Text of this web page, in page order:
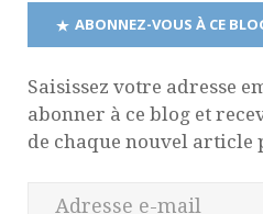
ABONNEZ-VOUS À CE
Saisissez votre adresse
abonner à ce blog et
de chaque nouvel article